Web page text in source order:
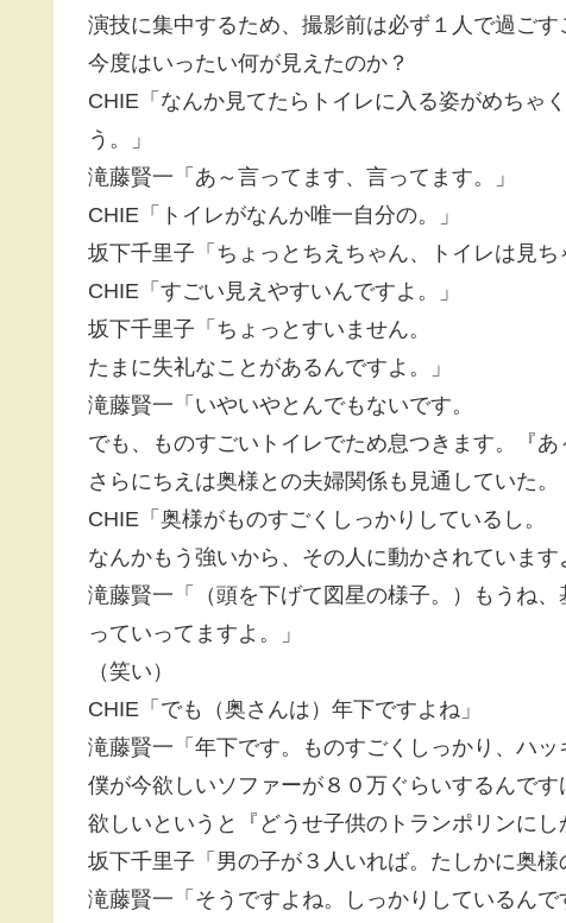
演技に集中するため、撮影前は必ず１人で過ごす
今度はいったい何が見えたのか？
CHIE「なんか見てたらトイレに入る姿がめちゃ
う。」
滝藤賢一「あ～言ってます、言ってます。」
CHIE「トイレがなんか唯一自分の。」
坂下千里子「ちょっとちえちゃん、トイレは見ち
CHIE「すごい見えやすいんですよ。」
坂下千里子「ちょっとすいません。
たまに失礼なことがあるんですよ。」
滝藤賢一「いやいやとんでもないです。
でも、ものすごいトイレでため息つきます。『あ
さらにちえは奥様との夫婦関係も見通していた。
CHIE「奥様がものすごくしっかりしているし。
なんかもう強いから、その人に動かされています
滝藤賢一「（頭を下げて図星の様子。）もうね
っていってますよ。」
（笑い）
CHIE「でも（奥さんは）年下ですよね」
滝藤賢一「年下です。ものすごくしっかり、ハッ
僕が今欲しいソファーが８０万ぐらいするんです
欲しいというと『どうせ子供のトランポリンにし
坂下千里子「男の子が３人いれば。たしかに奥様
滝藤賢一「そうですよね。しっかりしているんで